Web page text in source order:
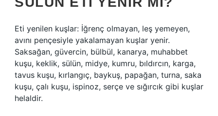
Eti yenilen kuşlar: İğrenç olmayan, leş yemeyen,
avını pençesiyle yakalamayan kuşlar yenir.
Saksağan, güvercin, bülbül, kanarya, muhabbet
kuşu, keklik, sülün, midye, kumru, bıldırcın, karga,
tavus kuşu, kırlangıç, baykuş, papağan, turna, saka
kuşu, çalı kuşu, ispinoz, serçe ve sığırcık gibi kuşlar
helaldir.